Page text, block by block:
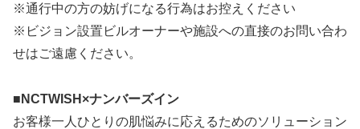
※通行中の方の妨げになる行為はお控えください
※ビジョン設置ビルオーナーや施設への直接のお問い合わ
せはご遠慮ください。
■NCTWISH×ナンバーズイン
お客様一人ひとりの肌悩みに応えるためのソリューション